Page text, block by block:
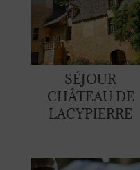
SÉJOUR
CHÂTEAU DE
LACYPIERRE